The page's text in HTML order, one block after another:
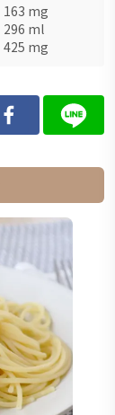
163 mg
296 ml
425 mg